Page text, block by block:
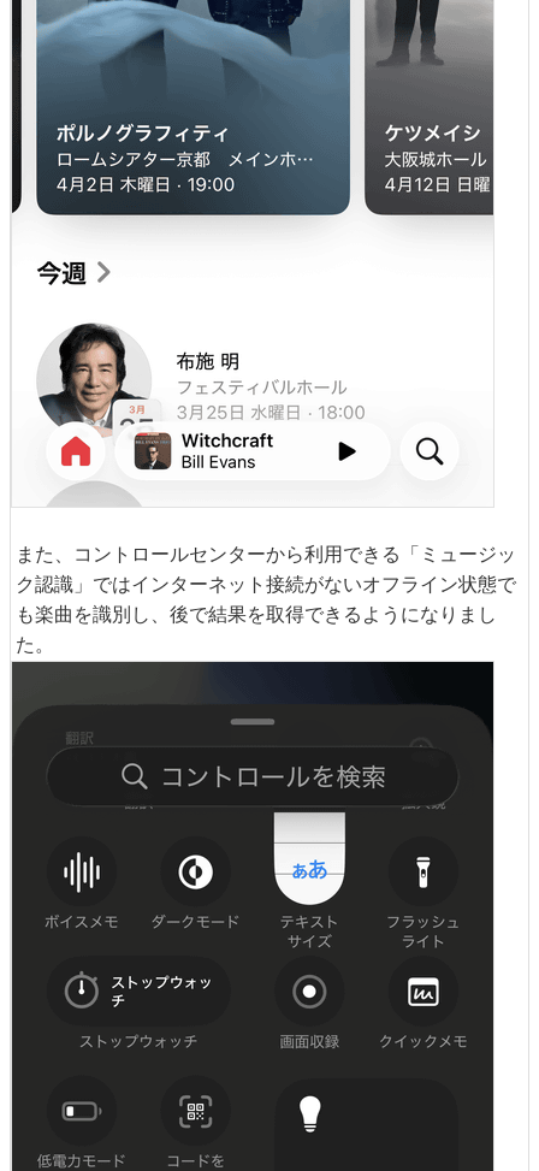
また、コントロールセンターから利用できる「ミュージッ
ク認識」ではインターネット接続がないオフライン状態で
も楽曲を識別し、後で結果を取得できるようになりまし
た。